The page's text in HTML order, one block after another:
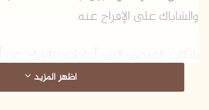
والشاباك على الإفراج عنه.
الجليد، للإشارة إلى حالة الفوضى
صنع القرار في دولة الاحتلال، في حين
اظهر المزيد